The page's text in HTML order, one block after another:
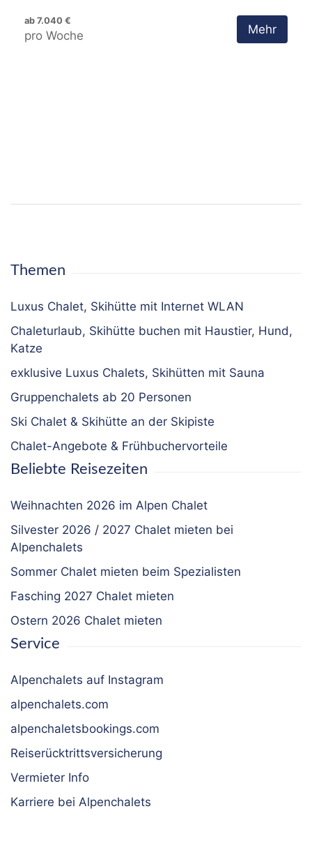
ab 7.040 €
pro Woche Mehr
Themen
Luxus Chalet, Skihütte mit Internet WLAN
Chaleturlaub, Skihütte buchen mit Haustier, Hund,
Katze
exklusive Luxus Chalets, Skihütten mit Sauna
Gruppenchalets ab 20 Personen
Ski Chalet & Skihütte an der Skipiste
Chalet-Angebote & Frühbuchervorteile
Beliebte Reisezeiten
Weihnachten 2026 im Alpen Chalet
Silvester 2026 / 2027 Chalet mieten bei
Alpenchalets
Sommer Chalet mieten beim Spezialisten
Fasching 2027 Chalet mieten
Ostern 2026 Chalet mieten
Service
Alpenchalets auf Instagram
alpenchalets.com
alpenchaletsbookings.com
Reiserücktrittsversicherung
Vermieter Info
Karriere bei Alpenchalets